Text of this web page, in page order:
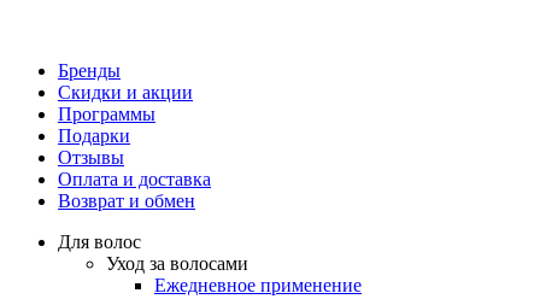
Бренды
Скидки и акции
Программы
Подарки
Отзывы
Оплата и доставка
Возврат и обмен
Для волос
Уход за волосами
Ежедневное применение